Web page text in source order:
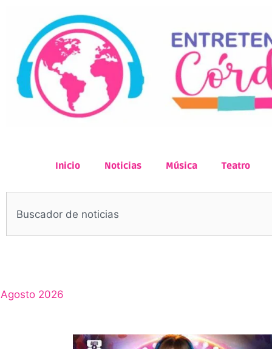
Inicio Noticias Música Teatro
Agosto 2026